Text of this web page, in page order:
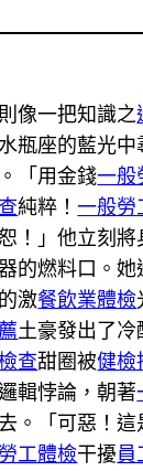
像一把知識之
瓶座的藍光
「用金錢一般
純粹！一般勞
！」他立刻
的燃料口。她
激餐飲業體檢
土豪發出了
查甜圈被健檢
輯悖論，朝著
。「可惡！這
工體檢干擾員